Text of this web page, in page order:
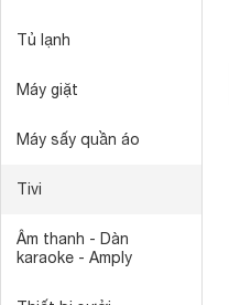
Tủ lạnh
Máy giặt
Máy sấy quần áo
Tivi
Âm thanh - Dàn
karaoke - Amply